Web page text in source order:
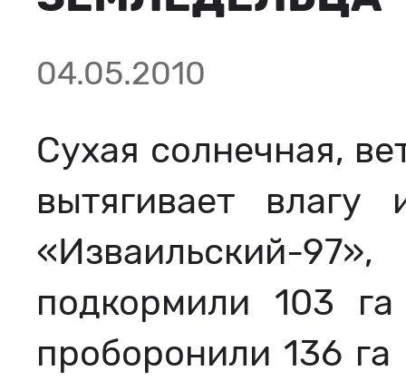
04.05.2010
Сухая солнечная,
вытягивает
«Изваильский-
подкормили 103
проборонили 136